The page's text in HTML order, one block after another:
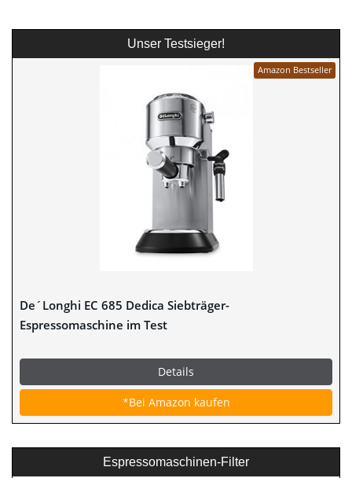
Unser Testsieger!
Amazon Bestseller
De´Longhi EC 685 Dedica Siebträger-
Espressomaschine im Test
Details
*Bei Amazon kaufen
Espressomaschinen-Filter